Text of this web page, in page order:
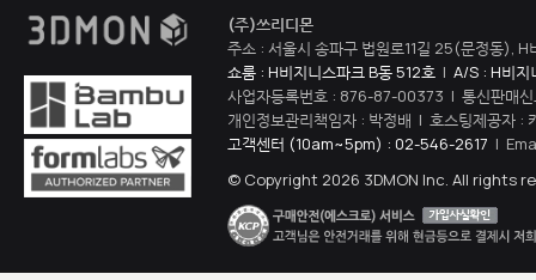
(주)쓰리디몬
주소 : 서울시 송파구 법원로11길 25(문정동),
쇼룸 : H비지니스파크 B동 512호 | A/S : H비지
사업자등록번호 : 876-87-00373 | 통신판매
개인정보관리책임자 : 박정배 | 호스팅제공자 :
고객센터 (10am~5pm) : 02-546-2617 |
© Copyright 2026 3DMON Inc. All rights